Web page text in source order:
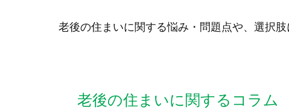
老後の住まいに関する悩み・問題点や、選択肢
老後の住まいに関するコラム